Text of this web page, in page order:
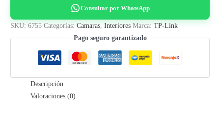
cantidad
Consultar por WhatsApp
SKU:6755 Categorías:Camaras ,Interiores Marca:TP-Link
Pago seguro garantizado
Descripción
Valoraciones (0)